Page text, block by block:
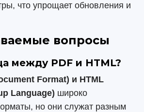
что упрощает обновления и
вопросы
между PDF и HTML?
Format) и HTML
Language) широко
но они служат разным